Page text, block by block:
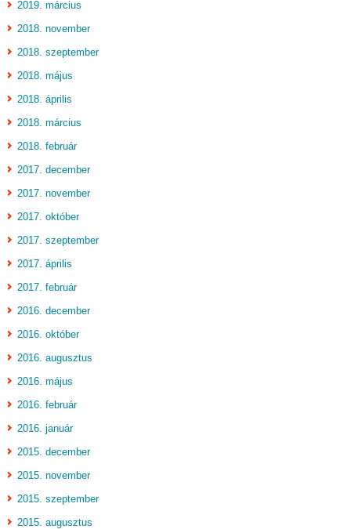
2019. március
2018. november
2018. szeptember
2018. május
2018. április
2018. március
2018. február
2017. december
2017. november
2017. október
2017. szeptember
2017. április
2017. február
2016. december
2016. október
2016. augusztus
2016. május
2016. február
2016. január
2015. december
2015. november
2015. szeptember
2015. augusztus